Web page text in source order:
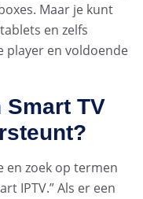
Maar je kunt
en zelfs
player en voldoende
TV
en zoek op termen
IPTV.” Als er een